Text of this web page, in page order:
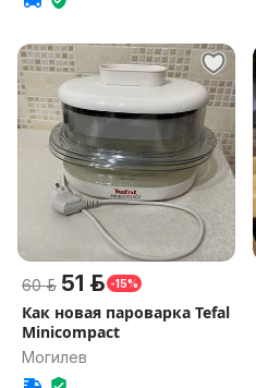
60 р. 51 р. -15%
Как новая пароварка Tefal
Minicompact
Могилев